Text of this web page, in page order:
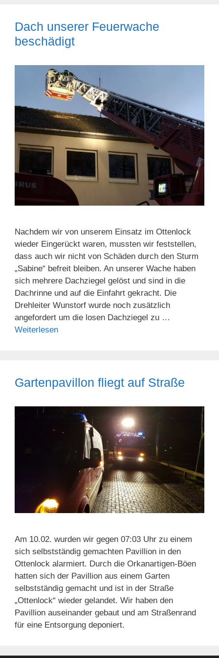
Dach unserer Feuerwache
beschädigt
Nachdem wir von unserem Einsatz im Ottenlock
wieder Eingerückt waren, mussten wir feststellen,
dass auch wir nicht von Schäden durch den Sturm
„Sabine“ befreit bleiben. An unserer Wache haben
sich mehrere Dachziegel gelöst und sind in die
Dachrinne und auf die Einfahrt gekracht. Die
Drehleiter Wunstorf wurde noch zusätzlich
angefordert um die losen Dachziegel zu …
Weiterlesen
Gartenpavillon fliegt auf Straße
Am 10.02. wurden wir gegen 07:03 Uhr zu einem
sich selbstständig gemachten Pavillion in den
Ottenlock alarmiert. Durch die Orkanartigen-Böen
hatten sich der Pavillion aus einem Garten
selbstständig gemacht und ist in der Straße
„Ottenlock“ wieder gelandet. Wir haben den
Pavillion auseinander gebaut und am Straßenrand
für eine Entsorgung deponiert.